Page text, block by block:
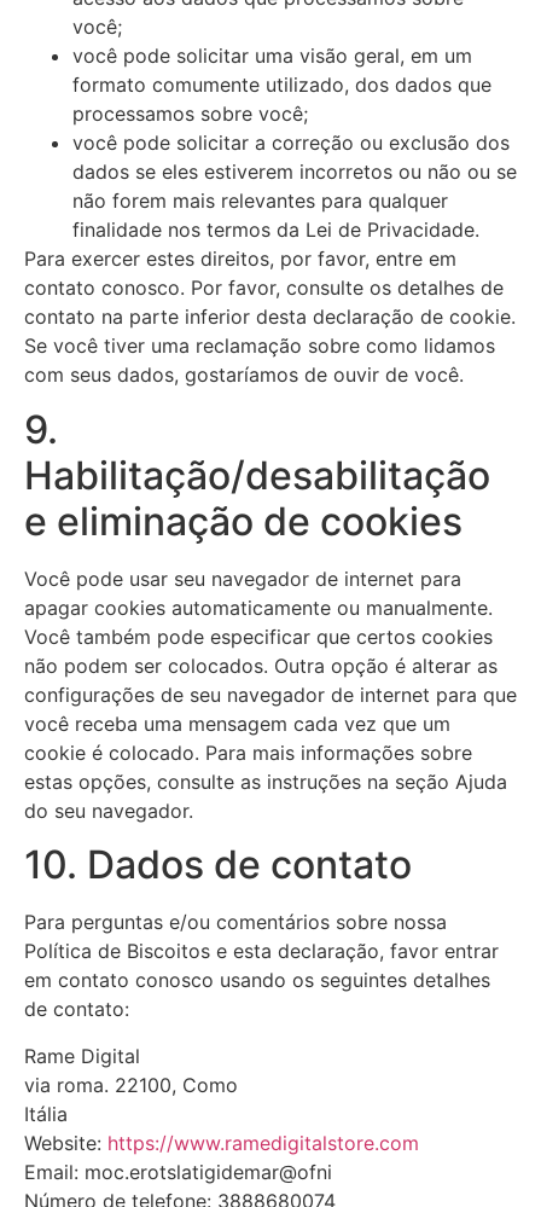
você;
você pode solicitar uma visão geral, em um
formato comumente utilizado, dos dados que
processamos sobre você;
você pode solicitar a correção ou exclusão dos
dados se eles estiverem incorretos ou não ou se
não forem mais relevantes para qualquer
finalidade nos termos da Lei de Privacidade.
Para exercer estes direitos, por favor, entre em
contato conosco. Por favor, consulte os detalhes de
contato na parte inferior desta declaração de cookie.
Se você tiver uma reclamação sobre como lidamos
com seus dados, gostaríamos de ouvir de você.
9.
Habilitação/desabilitação
e eliminação de cookies
Você pode usar seu navegador de internet para
apagar cookies automaticamente ou manualmente.
Você também pode especificar que certos cookies
não podem ser colocados. Outra opção é alterar as
configurações de seu navegador de internet para que
você receba uma mensagem cada vez que um
cookie é colocado. Para mais informações sobre
estas opções, consulte as instruções na seção Ajuda
do seu navegador.
10. Dados de contato
Para perguntas e/ou comentários sobre nossa
Política de Biscoitos e esta declaração, favor entrar
em contato conosco usando os seguintes detalhes
de contato:
Rame Digital
via roma. 22100, Como
Itália
Website: https://www.ramedigitalstore.com
Email: moc.erotslatigidemar@ofni
Número de telefone: 3888680074